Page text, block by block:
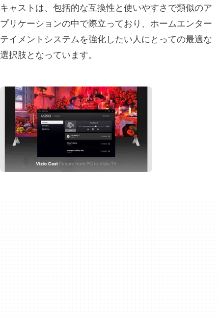
キャストは、包括的な互換性と使いやすさで類似のア
プリケーションの中で際立っており、ホームエンター
テイメントシステムを強化したい人にとっての最適な
選択肢となっています。